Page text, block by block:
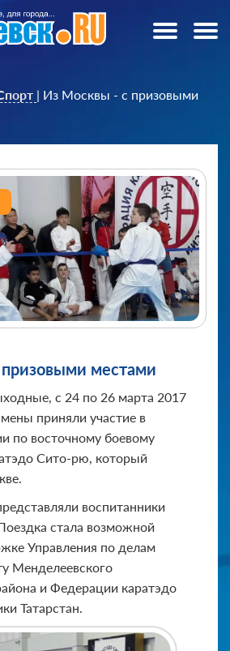
| Из Москвы - с призовыми
местами
с 24 по 26 марта 2017
приняли участие в
по восточному боевому
Сито-рю, который
воспитанники
стала возможной
Управления по делам
Менделеевского
и Федерации каратэдо
Татарстан.